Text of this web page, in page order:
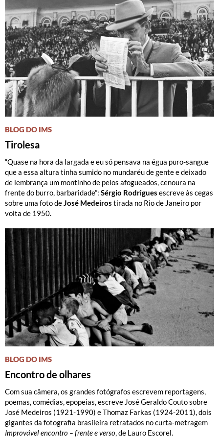
BLOG DO IMS
Tirolesa
“Quase na hora da largada e eu só pensava na égua puro-sangue
que a essa altura tinha sumido no mundaréu de gente e deixado
de lembrança um montinho de pelos afogueados, cenoura na
frente do burro, barbaridade”: Sérgio Rodrigues escreve às cegas
sobre uma foto deJosé Medeiros tirada no Rio de Janeiro por
volta de 1950.
BLOG DO IMS
Encontro de olhares
Com sua câmera, os grandes fotógrafos escrevem reportagens,
poemas, comédias, epopeias, escreve José Geraldo Couto sobre
José Medeiros (1921-1990) e Thomaz Farkas (1924-2011), dois
gigantes da fotografia brasileira retratados no curta-metragem
Improvável encontro – frente e verso, de Lauro Escorel.